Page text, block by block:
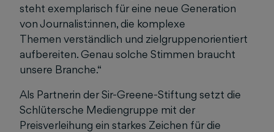
steht exemplarisch für eine neue Generation
von Journalist:innen, die komplexe
Themen verständlich und zielgruppenorientiert
aufbereiten. Genau solche Stimmen braucht
unsere Branche.“
Als Partnerin der Sir-Greene-Stiftung setzt die
Schlütersche Mediengruppe mit der
Preisverleihung ein starkes Zeichen für die